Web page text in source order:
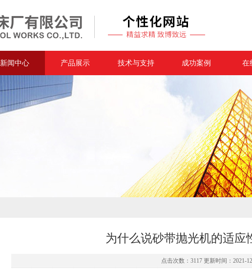
新闻中心 产品展示 技术与支持 成功案例 在
为什么说砂带抛光机的适应
点击次数：3117 更新时间：2021-